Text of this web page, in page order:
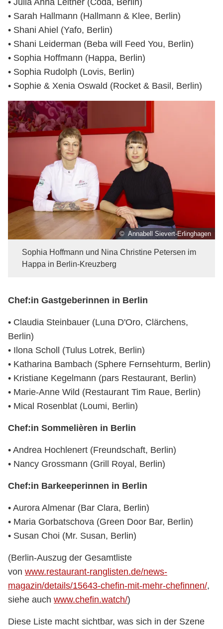
© Annabell Sievert-Erlinghagen
Sophia Hoffmann und Nina Christine Petersen im
Happa in Berlin-Kreuzberg
• Julia Anna Leitner (Coda, Berlin)
• Sarah Hallmann (Hallmann & Klee, Berlin)
• Shani Ahiel (Yafo, Berlin)
• Shani Leiderman (Beba will Feed You, Berlin)
• Sophia Hoffmann (Happa, Berlin)
• Sophia Rudolph (Lovis, Berlin)
• Sophie & Xenia Oswald (Rocket & Basil, Berlin)
Chef:in Gastgeberinnen in Berlin
• Claudia Steinbauer (Luna D'Oro, Clärchens,
Berlin)
• Ilona Scholl (Tulus Lotrek, Berlin)
• Katharina Bambach (Sphere Fernsehturm, Berlin)
• Kristiane Kegelmann (pars Restaurant, Berlin)
• Marie-Anne Wild (Restaurant Tim Raue, Berlin)
• Mical Rosenblat (Loumi, Berlin)
Chef:in Sommelièren in Berlin
• Andrea Hochlenert (Freundschaft, Berlin)
• Nancy Grossmann (Grill Royal, Berlin)
Chef:in Barkeeperinnen in Berlin
• Aurora Almenar (Bar Clara, Berlin)
• Maria Gorbatschova (Green Door Bar, Berlin)
• Susan Choi (Mr. Susan, Berlin)
(Berlin-Auszug der Gesamtliste
von www.restaurant-ranglisten.de/news-
magazin/details/15643-chefin-mit-mehr-chefinnen/,
siehe auch www.chefin.watch/)
Diese Liste macht sichtbar, was sich in der Szene